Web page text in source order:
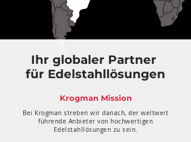
Ihr globaler Partner
für Edelstahllösungen
Krogman Mission
Bei Krogman streben wir danach, der weltweit
führende Anbieter von hochwertigen
Edelstahllösungen zu sein.